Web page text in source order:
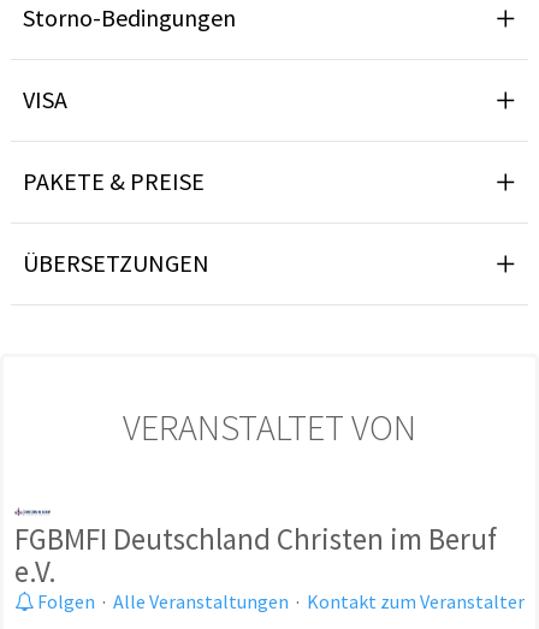
Storno-Bedingungen
VISA
PAKETE & PREISE
ÜBERSETZUNGEN
VERANSTALTET VON
FGBMFI Deutschland Christen im Beruf
e.V.
Folgen · Alle Veranstaltungen · Kontakt zum Veranstalter